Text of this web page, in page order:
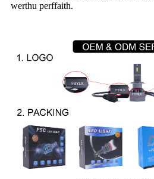
werthu perffaith.